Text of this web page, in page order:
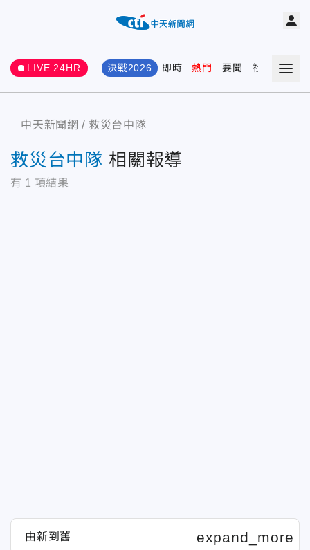
LIVE 24HR 決戰2026 即時 熱門 要聞 社會 娛樂
中天新聞網 救災台中隊
救災台中隊 相關報導
有 1 項結果